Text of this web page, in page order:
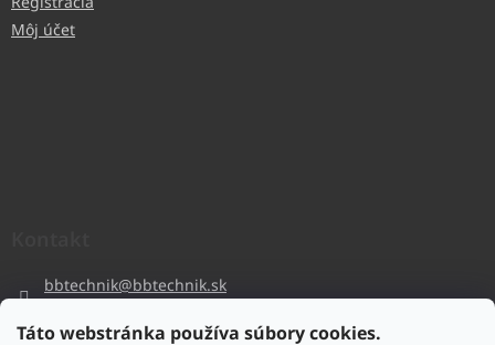
Táto webstránka používa súbory cookies.
Môj účet
bbtechnik@bbtechnik.sk